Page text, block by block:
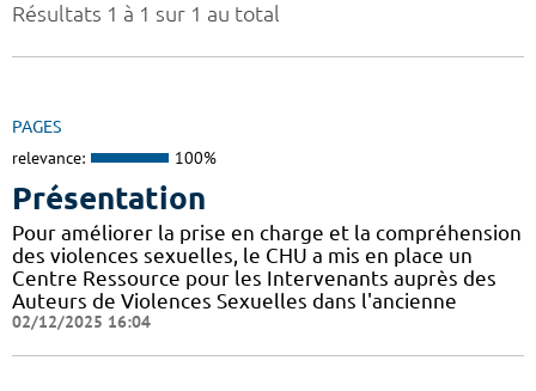
Résultats 1 à 1 sur 1 au total
PAGES
relevance: 100%
Présentation
Pour améliorer la prise en charge et la compréhension
des violences sexuelles, le CHU a mis en place un
Centre Ressource pour les Intervenants auprès des
Auteurs de Violences Sexuelles dans l'ancienne
02/12/2025 16:04